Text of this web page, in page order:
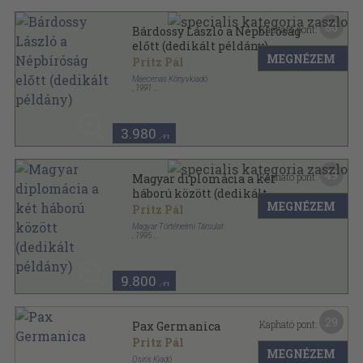
Bárdossy László a Népbíróság
előtt (dedikált példány)
Pritz Pál
Maecenas Könyvkiadó
1991
3.980 ,-Ft
Kapható pont: 60
MEGNÉZEM
Magyar diplomácia a két
háború között (dedikált
példány)
Pritz Pál
Magyar Történelmi Társulat
1995
9.800 ,-Ft
Kapható pont: 49
MEGNÉZEM
Pax Germanica
Pritz Pál
Osiris Kiadó
Kapható pont:
MEGNÉZEM